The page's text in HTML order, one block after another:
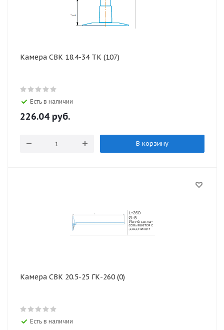
Камера СВК 18.4-34 ТК (107)
Есть в наличии
226.04 руб.
В корзину
Камера СВК 20.5-25 ГК-260 (0)
Есть в наличии